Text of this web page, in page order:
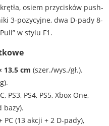
osiem przycisków push-
3-pozycyjne, dwa D-pady 8-
w stylu F1.
13,5 cm (szer./wys./gł.).
PS4, PS5, Xbox One,
bazy).
(13 akcji + 2 D-pady),